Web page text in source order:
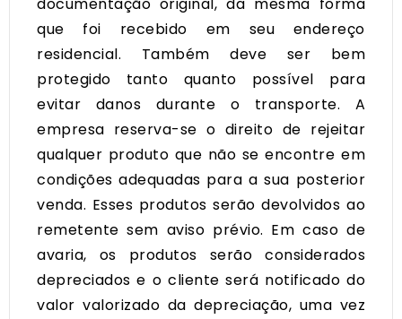
que foi recebido em seu endereço
residencial. Também deve ser bem
protegido tanto quanto possível para
evitar danos durante o transporte. A
empresa reserva-se o direito de rejeitar
qualquer produto que não se encontre em
condições adequadas para a sua posterior
venda. Esses produtos serão devolvidos ao
remetente sem aviso prévio. Em caso de
avaria, os produtos serão considerados
depreciados e o cliente será notificado do
valor valorizado da depreciação, uma vez